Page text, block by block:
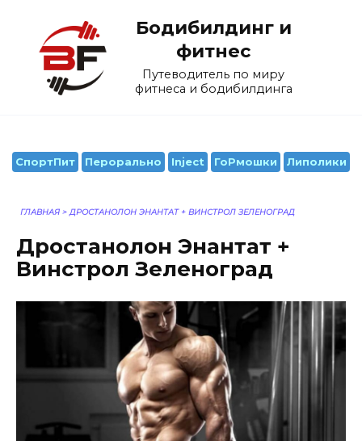
содержанию
Бодибилдинг и
фитнес
Путеводитель по миру
фитнеса и бодибилдинга
СпортПит Перорально Inject ГоРмошки Липолики
ГЛАВНАЯ > ДРОСТАНОЛОН ЭНАНТАТ + ВИНСТРОЛ ЗЕЛЕНОГРАД
Дростанолон Энантат +
Винстрол Зеленоград